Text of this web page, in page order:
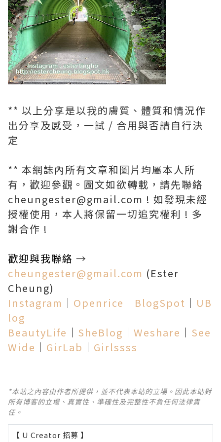
** 以上分享是以我的膚質、體質和情況作
出分享及感受，一試 / 合用與否請自行決
定
** 本網誌內所有文章和圖片均屬本人所
有，歡迎參觀。圖文如欲轉載，請先聯絡
cheungester@gmail.com ! 如發現未經
授權使用，本人將保留一切追究權利 ! 多
謝合作 !
歡迎與我聯絡 →
cheungester@gmail.com (Ester
Cheung)
Instagram │ Openrice │ BlogSpot │ UB
log
BeautyLife │ SheBlog │ Weshare │ See
Wide │ GirLab │ Girlssss
*本站之內容由作者所提供，並不代表本站的立場。因此本站對
所有博客的立場、真實性、準確性及完整性不負任何法律責
任。
【 U Creator 招募 】